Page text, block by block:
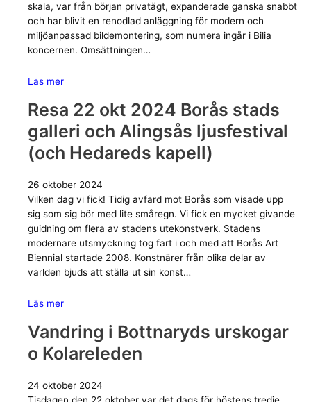
skala, var från början privatägt, expanderade ganska snabbt
och har blivit en renodlad anläggning för modern och
miljöanpassad bildemontering, som numera ingår i Bilia
koncernen. Omsättningen…
Läs mer
Resa 22 okt 2024 Borås stads
galleri och Alingsås ljusfestival
(och Hedareds kapell)
26 oktober 2024
Vilken dag vi fick! Tidig avfärd mot Borås som visade upp
sig som sig bör med lite småregn. Vi fick en mycket givande
guidning om flera av stadens utekonstverk. Stadens
modernare utsmyckning tog fart i och med att Borås Art
Biennial startade 2008. Konstnärer från olika delar av
världen bjuds att ställa ut sin konst…
Läs mer
Vandring i Bottnaryds urskogar
o Kolareleden
24 oktober 2024